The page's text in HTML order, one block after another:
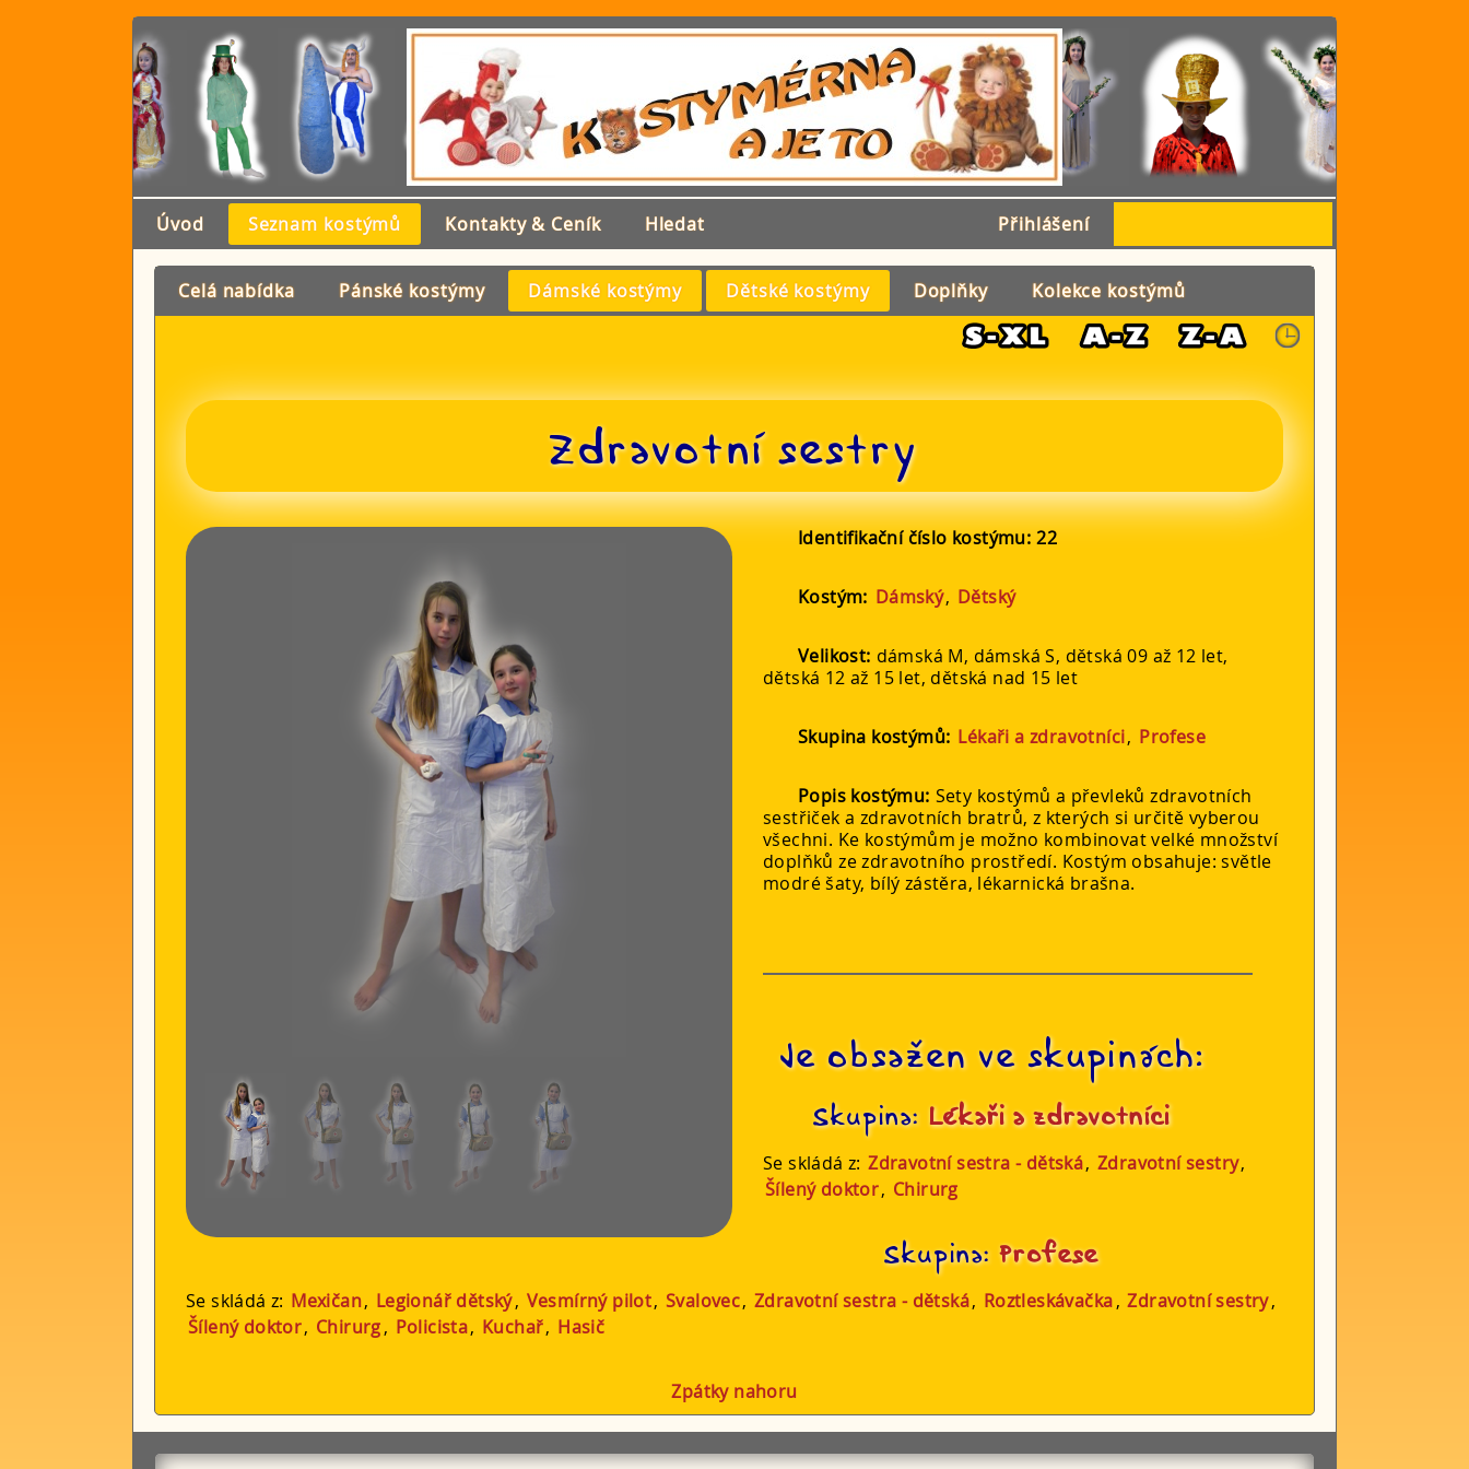
Úvod Seznam kostýmů Kontakty & Ceník Hledat Přihlášení
Celá nabídka Pánské kostýmy Dámské kostýmy Dětské kostýmy Doplňky Kolekce kostýmů
Zdravotní sestry
Identifikační číslo kostýmu: 22
Kostým: Dámský, Dětský
Velikost: dámská M, dámská S, dětská 09 až 12 let,
dětská 12 až 15 let, dětská nad 15 let
Skupina kostýmů: Lékaři a zdravotníci, Profese
Popis kostýmu: Sety kostýmů a převleků zdravotních
sestřiček a zdravotních bratrů, z kterých si určitě vyberou
všechni. Ke kostýmům je možno kombinovat velké množství
doplňků ze zdravotního prostředí. Kostým obsahuje: světle
modré šaty, bílý zástěra, lékarnická brašna.
Je obsažen ve skupinách:
Skupina: Lékaři a zdravotníci
Se skládá z: Zdravotní sestra - dětská, Zdravotní sestry,
Šílený doktor, Chirurg
Skupina: Profese
Se skládá z: Mexičan, Legionář dětský, Vesmírný pilot, Svalovec, Zdravotní sestra - dětská, Roztleskávačka, Zdravotní sestry,
Šílený doktor, Chirurg, Policista, Kuchař, Hasič
Zpátky nahoru